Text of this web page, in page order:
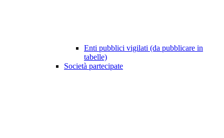
Enti pubblici vigilati (da pubblicare in
tabelle)
Società partecipate